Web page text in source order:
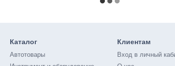
Каталог
Автотовары
Клиентам
Вход в личный